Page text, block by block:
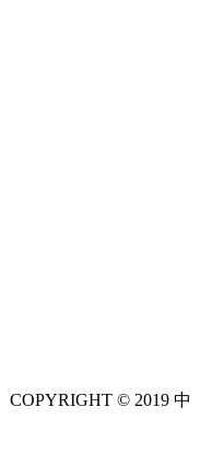
COPYRIGHT © 2019 中